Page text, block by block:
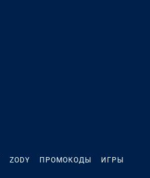
ZODY ПРОМОКОДЫ ИГРЫ